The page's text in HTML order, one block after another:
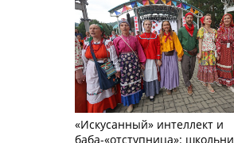
«Искусанный» интеллект и
баба-«отступница»: